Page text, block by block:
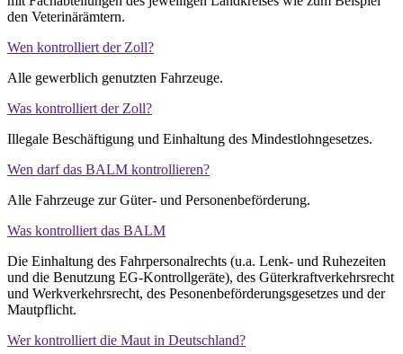
den Veterinärämtern.
Wen kontrolliert der Zoll?
Alle gewerblich genutzten Fahrzeuge.
Was kontrolliert der Zoll?
Illegale Beschäftigung und Einhaltung des Mindestlohngesetzes.
Wen darf das BALM kontrollieren?
Alle Fahrzeuge zur Güter- und Personenbeförderung.
Was kontrolliert das BALM
Die Einhaltung des Fahrpersonalrechts (u.a. Lenk- und Ruhezeiten
und die Benutzung EG-Kontrollgeräte), des Güterkraftverkehrsrecht
und Werkverkehrsrecht, des Pesonenbeförderungsgesetzes und der
Mautpflicht.
Wer kontrolliert die Maut in Deutschland?